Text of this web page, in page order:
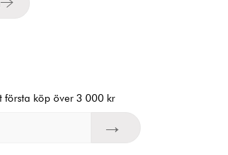
köp över 3 000 kr